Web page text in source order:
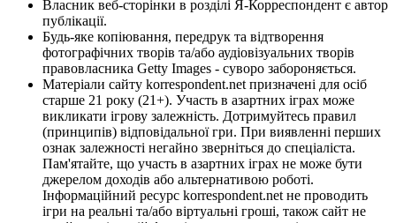
Власник веб-сторінки в розділі Я-Корреспондент є автор
публікації.
Будь-яке копіювання, передрук та відтворення
фотографічних творів та/або аудіовізуальних творів
правовласника Getty Images - суворо забороняється.
Матеріали сайту korrespondent.net призначені для осіб
старше 21 року (21+). Участь в азартних іграх може
викликати ігрову залежність. Дотримуйтесь правил
(принципів) відповідальної гри. При виявленні перших
ознак залежності негайно зверніться до спеціаліста.
Пам'ятайте, що участь в азартних іграх не може бути
джерелом доходів або альтернативою роботі.
Інформаційний ресурс korrespondent.net не проводить
ігри на реальні та/або віртуальні гроші, також сайт не